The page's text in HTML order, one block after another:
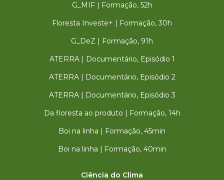
G_MIF | Formação, 52h
Floresta Investe+ | Formação, 30h
G_DeZ | Formação, 91h
ATERRA | Documentário, Episódio 1
ATERRA | Documentário, Episódio 2
ATERRA | Documentário, Episódio 3
Da floresta ao produto | Formação, 14h
Boi na linha | Formação, 45min
Boi na linha | Formação, 40min
Ciência do Clima